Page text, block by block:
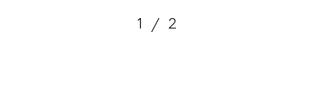
1 / 2